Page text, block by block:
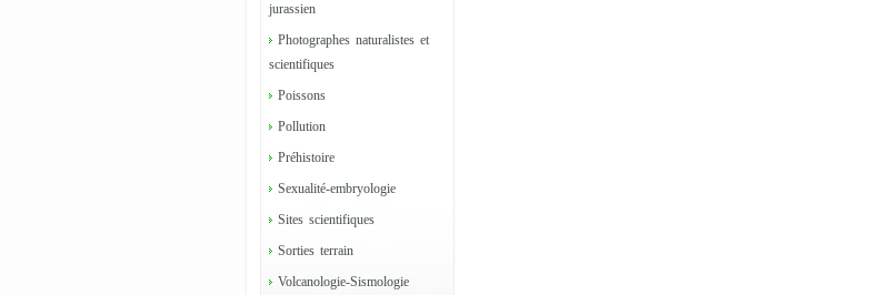
jurassien
Photographes naturalistes et
scientifiques
Poissons
Pollution
Préhistoire
Sexualité-embryologie
Sites scientifiques
Sorties terrain
Volcanologie-Sismologie